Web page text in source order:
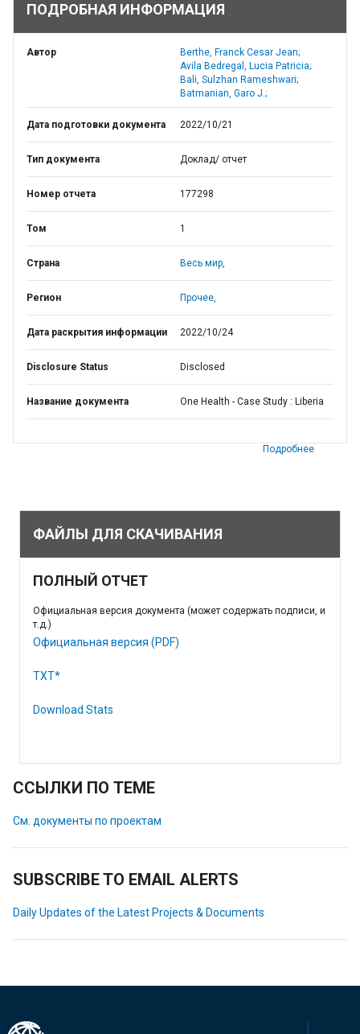
ПОДРОБНАЯ ИНФОРМАЦИЯ
Автор
Berthe, Franck Cesar Jean;
Avila Bedregal, Lucia Patricia;
Bali, Sulzhan Rameshwari;
Batmanian, Garo J.;
Дата подготовки документа 2022/10/21
Тип документа Доклад/ отчет
Номер отчета 177298
Том 1
Страна Весь мир,
Регион Прочее,
Дата раскрытия информации 2022/10/24
Disclosure Status Disclosed
Название документа One Health - Case Study : Liberia
Подробнее
ФАЙЛЫ ДЛЯ СКАЧИВАНИЯ
ПОЛНЫЙ ОТЧЕТ
Официальная версия документа (может содержать подписи, и
т.д.)
Официальная версия (PDF)
TXT*
Download Stats
ССЫЛКИ ПО ТЕМЕ
См. документы по проектам
SUBSCRIBE TO EMAIL ALERTS
Daily Updates of the Latest Projects & Documents